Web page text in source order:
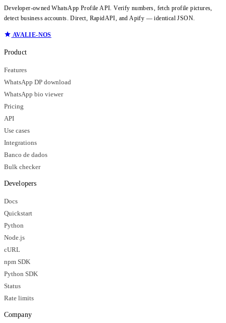
Developer-owned WhatsApp Profile API. Verify numbers, fetch profile pictures,
detect business accounts. Direct, RapidAPI, and Apify — identical JSON.
AVALIE-NOS
Product
Features
WhatsApp DP download
WhatsApp bio viewer
Pricing
API
Use cases
Integrations
Banco de dados
Bulk checker
Developers
Docs
Quickstart
Python
Node.js
cURL
npm SDK
Python SDK
Status
Rate limits
Company